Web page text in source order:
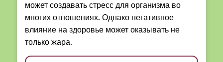
может создавать стресс для организма во
многих отношениях. Однако негативное
влияние на здоровье может оказывать не
только жара.